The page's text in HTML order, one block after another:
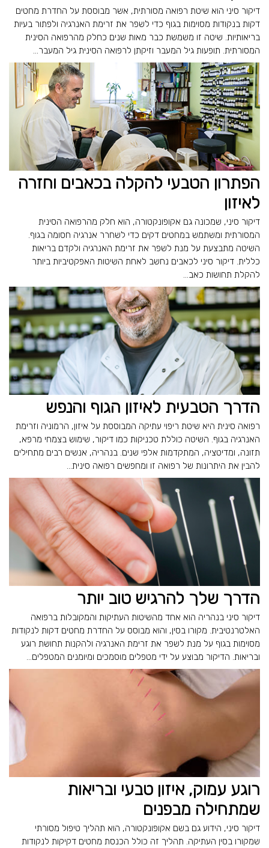
דיקור סיני הוא שיטת רפואה מסורתית, אשר מבוססת על החדרת מחטים
דקות בנקודות מסוימות בגוף כדי לשפר את זרימת האנרגיה ולפתור בעיות
בריאותיות. שיטה זו משמשת כבר מאות שנים כחלק מהרפואה הסינית
המסורתית. תופעות גיל המעבר וזיקתן לרפואה הסינית גיל המעבר...
הפתרון הטבעי להקלה בכאבים וחזרה
לאיזון
דיקור סיני, שמכונה גם אקופונקטורה, הוא חלק מהרפואה הסינית
המסורתית ומשתמש במחטים דקים כדי לשחרר אנרגיה חסומה בגוף.
השיטה מתבצעת על מנת לשפר את זרימת האנרגיה ולקדם בריאות
כללית. דיקור סיני לכאבים נחשב לאחת השיטות האפקטיביות ביותר
להקלת תחושות כאב...
הדרך הטבעית לאיזון הגוף והנפש
רפואה סינית היא שיטת ריפוי עתיקה המבוססת על איזון, הרמוניה וזרימת
האנרגיה בגוף. השיטה כוללת טכניקות כמו דיקור, שימוש בצמחי מרפא,
תזונה, ומדיטציה, המתקדמות אלפי שנים. בנהריה, אנשים רבים מתחילים
להבין את היתרונות של רפואה זו ומחפשים רפואה סינית...
הדרך שלך להרגיש טוב יותר
דיקור סיני בנהריה הוא אחד מהשיטות העתיקות והמקובלות ברפואה
האלטרנטיבית. מקורו בסין, והוא מבוסס על החדרת מחטים דקות לנקודות
מסוימות בגוף על מנת לשפר את זרימת האנרגיה ולהקנות תחושת רוגע
ובריאות. הדיקור מבוצע על ידי מטפלים מוסמכים ומיומנים המטפלים...
רוגע עמוק, איזון טבעי ובריאות
שמתחילה מבפנים
דיקור סיני, הידוע גם בשם אקופונקטורה, הוא תהליך טיפול מסורתי
שמקורו בסין העתיקה. תהליך זה כולל הכנסת מחטים דקיקות לנקודות